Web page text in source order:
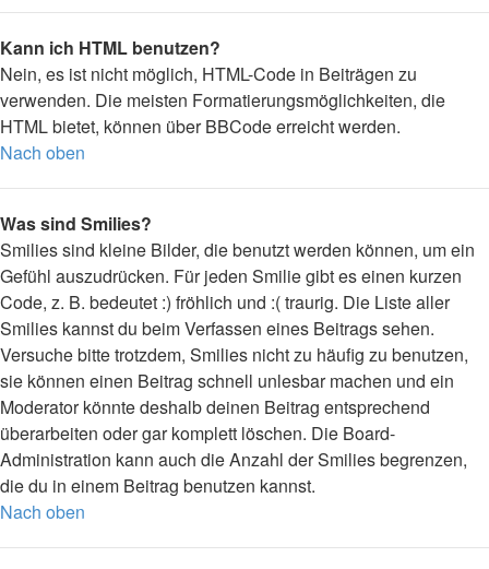
Kann ich HTML benutzen?
Nein, es ist nicht möglich, HTML-Code in Beiträgen zu
verwenden. Die meisten Formatierungsmöglichkeiten, die
HTML bietet, können über BBCode erreicht werden.
Nach oben
Was sind Smilies?
Smilies sind kleine Bilder, die benutzt werden können, um ein
Gefühl auszudrücken. Für jeden Smilie gibt es einen kurzen
Code, z. B. bedeutet :) fröhlich und :( traurig. Die Liste aller
Smilies kannst du beim Verfassen eines Beitrags sehen.
Versuche bitte trotzdem, Smilies nicht zu häufig zu benutzen,
sie können einen Beitrag schnell unlesbar machen und ein
Moderator könnte deshalb deinen Beitrag entsprechend
überarbeiten oder gar komplett löschen. Die Board-
Administration kann auch die Anzahl der Smilies begrenzen,
die du in einem Beitrag benutzen kannst.
Nach oben